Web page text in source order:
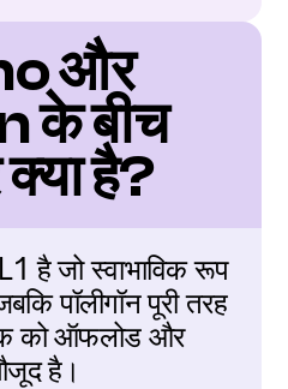
और
के बीच
है?
है जो स्वाभाविक रूप
पॉलीगॉन पूरी तरह
को ऑफलोड और
है।